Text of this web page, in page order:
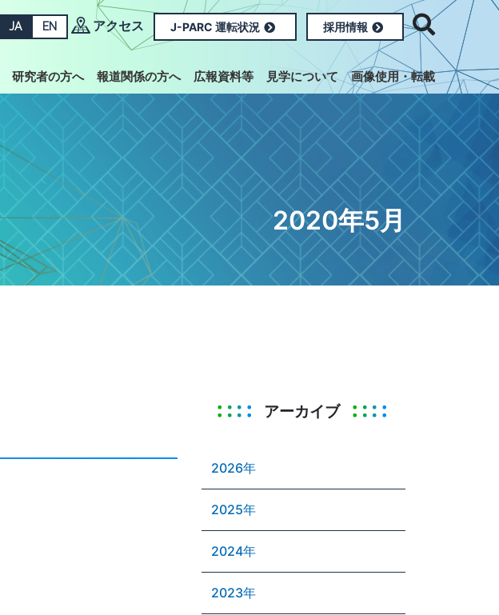
JA EN アクセス J-PARC 運転状況 採用情報
研究者の方へ 報道関係の方へ 広報資料等 見学について 画像使用・転載
2020年5月
アーカイブ
2026年
2025年
2024年
2023年